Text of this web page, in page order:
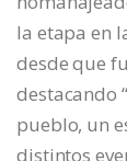
la etapa en
desde que
destacando
pueblo, un
distintos